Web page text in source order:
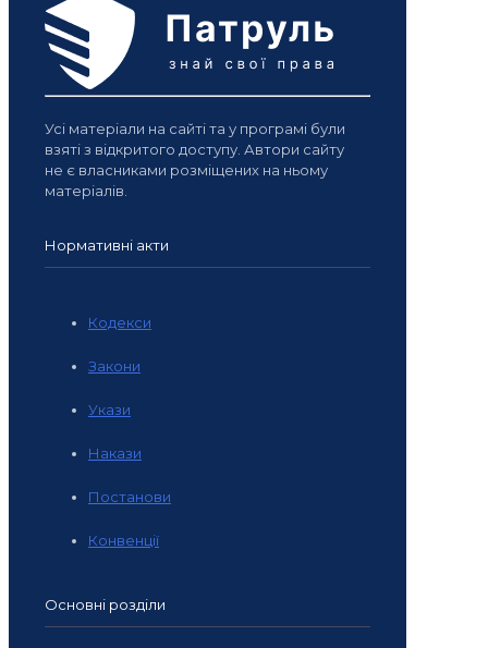
Усі матеріали на сайті та у програмі були
взяті з відкритого доступу. Автори сайту
не є власниками розміщених на ньому
матеріалів.
Нормативні акти
Кодекси
Закони
Укази
Накази
Постанови
Конвенції
Основні розділи